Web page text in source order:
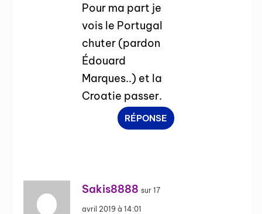
Pour ma part je
vois le Portugal
chuter (pardon
Édouard
Marques..) et la
Croatie passer.
RÉPONSE
Sakis8888 sur 17
avril 2019 à 14:01